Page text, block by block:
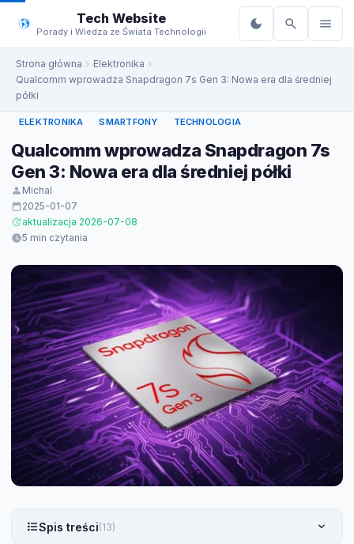
do
treści
Tech Website
Porady i Wiedza ze Świata Technologii
Strona główna
Elektronika
Qualcomm wprowadza Snapdragon 7s Gen 3: Nowa era dla średniej
półki
ELEKTRONIKA SMARTFONY TECHNOLOGIA
Qualcomm wprowadza Snapdragon 7s
Gen 3: Nowa era dla średniej półki
Michal
2025-01-07
aktualizacja 2026-07-08
5 min czytania
Spis treści(13)